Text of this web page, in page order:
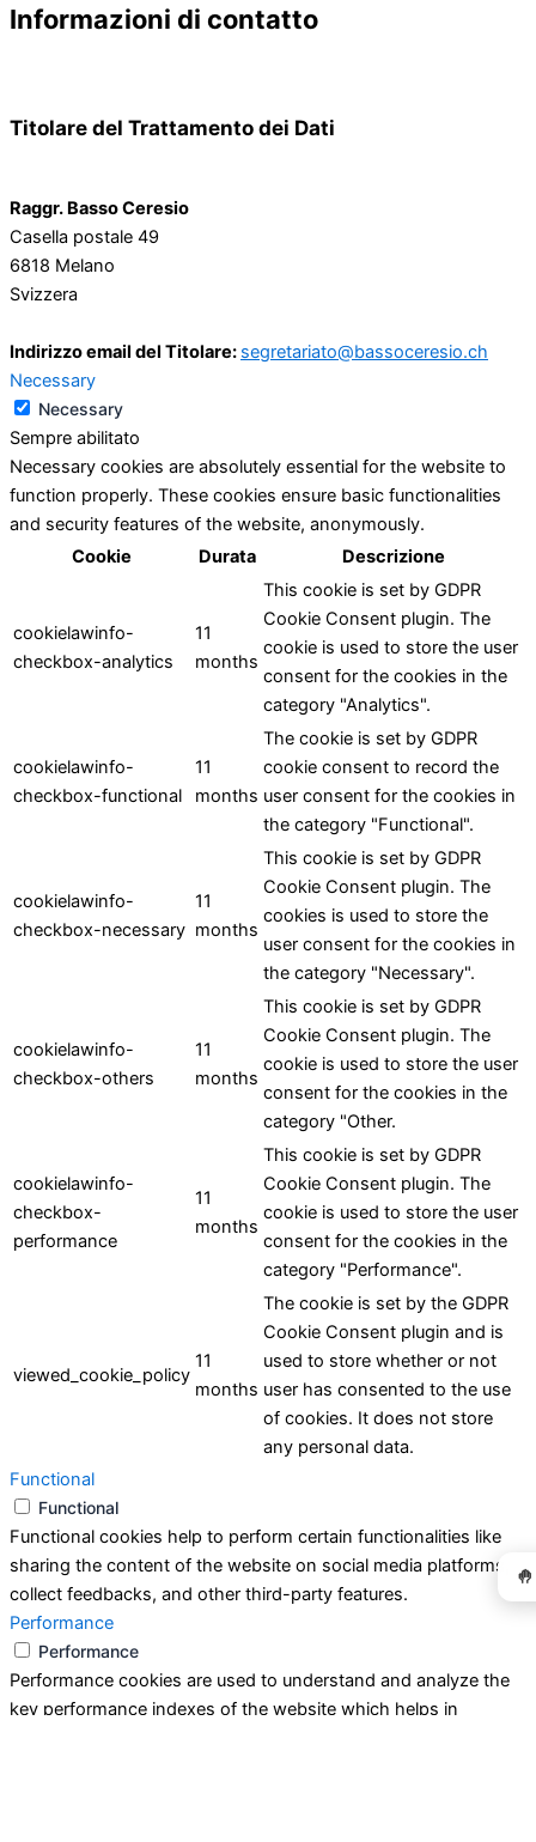
Informazioni di contatto
Titolare del Trattamento dei Dati
Raggr. Basso Ceresio
Casella postale 49
6818 Melano
Svizzera
Indirizzo email del Titolare: segretariato@bassoceresio.ch
Necessary
Necessary
Sempre abilitato
Necessary cookies are absolutely essential for the website to
function properly. These cookies ensure basic functionalities
and security features of the website, anonymously.
Cookie
Durata Descrizione
cookielawinfo-
checkbox-analytics
11
months
This cookie is set by GDPR
Cookie Consent plugin. The
cookie is used to store the user
consent for the cookies in the
category "Analytics".
cookielawinfo-
checkbox-functional
11
months
The cookie is set by GDPR
cookie consent to record the
user consent for the cookies in
the category "Functional".
cookielawinfo-
checkbox-necessary
11
months
This cookie is set by GDPR
Cookie Consent plugin. The
cookies is used to store the
user consent for the cookies in
the category "Necessary".
cookielawinfo-
checkbox-others
11
months
This cookie is set by GDPR
Cookie Consent plugin. The
cookie is used to store the user
consent for the cookies in the
category "Other.
cookielawinfo-
checkbox-
performance
11
months
This cookie is set by GDPR
Cookie Consent plugin. The
cookie is used to store the user
consent for the cookies in the
category "Performance".
viewed_cookie_policy
11
months
The cookie is set by the GDPR
Cookie Consent plugin and is
used to store whether or not
user has consented to the use
of cookies. It does not store
any personal data.
Functional
Functional
Functional cookies help to perform certain functionalities like
sharing the content of the website on social media platforms,
collect feedbacks, and other third-party features.
Performance
Performance
Performance cookies are used to understand and analyze the
key performance indexes of the website which helps in